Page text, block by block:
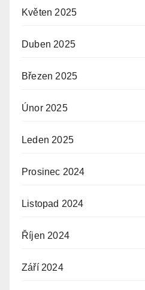
Květen 2025
Duben 2025
Březen 2025
Únor 2025
Leden 2025
Prosinec 2024
Listopad 2024
Říjen 2024
Září 2024